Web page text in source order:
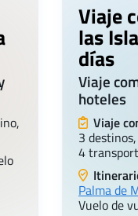
Viaje
las
días
Viaje
hoteles
Viaje
3
4
Palma de
Vuelo de